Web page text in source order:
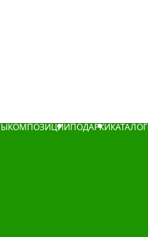
КОМПОЗИЦИИПОДАРКИКАТАЛОГ